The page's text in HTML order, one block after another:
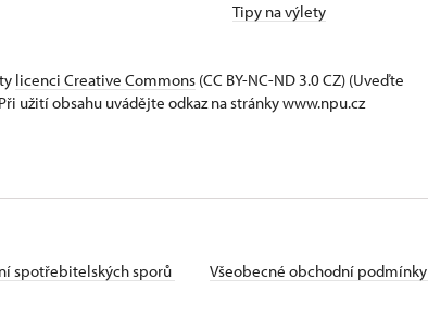
Tipy na výlety
licenci Creative Commons (CC BY-NC-ND 3.0 CZ) (Uveďte
užití obsahu uvádějte odkaz na stránky www.npu.cz
spotřebitelských sporů Všeobecné obchodní podmínky